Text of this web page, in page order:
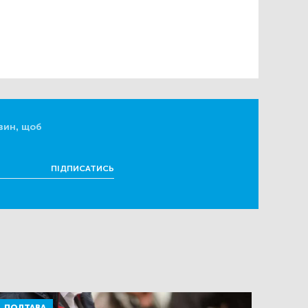
щоб
ПІДПИСАТИСЬ